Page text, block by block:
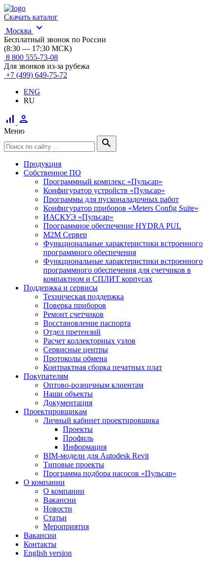
Скачать каталог
Москва
expand_more
Бесплатный звонок по России
(8:30 — 17:30 МСК)
8 800 555-73-08
Для звонков из-за рубежа
+7 (499) 649-75-72
ENG
RU
signal_cellular_alt person
Меню
search
Продукция
Собственное ПО
Программный комплекс «Пульсар»
Конфигуратор устройств «Пульсар»
Программы для пусконаладочных работ
Конфигуратор приборов «Meters Config Suite»
ИАСКУЭ «Пульсар»
Программное обеспечение HYDRA PUL
M2M Сервер
Функциональные характеристики встроенного
программного обеспечения
Функциональные характеристики встроенного
программного обеспечения для счетчиков в
компактном и СПЛИТ корпусах
Поддержка и сервисы
Техническая поддержка
Поверка приборов
Ремонт счетчиков
Восстановление паспорта
Отдел претензий
Расчет коллекторных узлов
Сервисные центры
Протоколы обмена
Контрактная сборка печатных плат
Покупателям
Оптово-розничным клиентам
Наши объекты
Документация
Проектировщикам
Личный кабинет проектировщика
Проекты
Профиль
Информация
BIM-модели для Autodesk Revit
Типовые проекты
Программа подбора насосов «Пульсар»
О компании
О компании
Вакансии
Новости
Статьи
Мероприятия
Вакансии
Контакты
English version